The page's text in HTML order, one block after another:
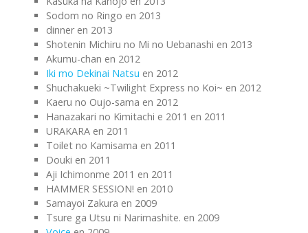
Sodom no Ringo en 2013
dinner en 2013
Shotenin Michiru no Mi no Uebanashi en 2013
Akumu-chan en 2012
Iki mo Dekinai Natsu en 2012
Shuchakueki ~Twilight Express no Koi~ en 2012
Kaeru no Oujo-sama en 2012
Hanazakari no Kimitachi e 2011 en 2011
URAKARA en 2011
Toilet no Kamisama en 2011
Douki en 2011
Aji Ichimonme 2011 en 2011
HAMMER SESSION! en 2010
Samayoi Zakura en 2009
Tsure ga Utsu ni Narimashite. en 2009